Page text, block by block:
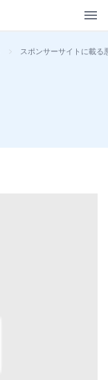
> スポンサーサイトに載る